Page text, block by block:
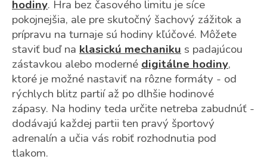
hodiny. Hra bez časového limitu je síce
pokojnejšia, ale pre skutočný šachový zážitok a
prípravu na turnaje sú hodiny kľúčové. Môžete
staviť buď na klasickú mechanikus padajúcou
zástavkou alebo modernédigitálne hodiny,
ktoré je možné nastaviť na rôzne formáty - od
rýchlych blitz partií až po dlhšie hodinové
zápasy. Na hodiny teda určite netreba zabudnúť -
dodávajú každej partii ten pravý športový
adrenalín a učia vás robiť rozhodnutia pod
tlakom.